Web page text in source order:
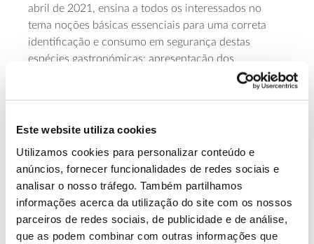
Este website utiliza cookies
Utilizamos cookies para personalizar conteúdo e
anúncios, fornecer funcionalidades de redes sociais e
analisar o nosso tráfego. Também partilhamos
informações acerca da utilização do site com os nossos
parceiros de redes sociais, de publicidade e de análise,
que as podem combinar com outras informações que
abril de 2021, ensina a todos os interessados no
tema noções básicas essenciais para uma correta
identificação e consumo em segurança destas
espécies gastronómicas: apresentação dos
cogumelos com lâminas, caraterização das espécies
e análise de
Engenheira Agrária Marta Ferreira. A iniciativa é da
tem o custo de 20 euros e a inscrição pode ser feita
através desteformulário.
Saiba mais sobre esta formação